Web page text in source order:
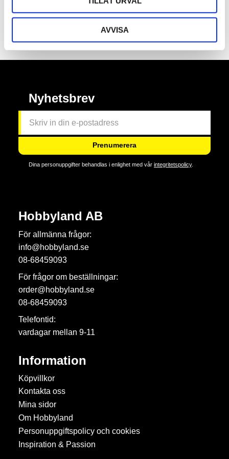
AVVISA
Nyhetsbrev
Prenumerera
Dina personuppgifter behandlas i enlighet med vår integritetspolicy.
Hobbyland AB
För allmänna frågor:
info@hobbyland.se
08-68459093
För frågor om beställningar:
order@hobbyland.se
08-68459093
Telefontid:
vardagar mellan 9-11
Information
Köpvillkor
Kontakta oss
Mina sidor
Om Hobbyland
Personuppgiftspolicy och cookies
Inspiration & Passion